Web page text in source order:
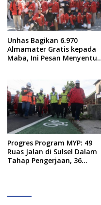
Unhas Bagikan 6.970
Almamater Gratis kepada
Maba, Ini Pesan Menyentuh
Progres Program MYP: 49
Ruas Jalan di Sulsel Dalam
Tahap Pengerjaan, 36